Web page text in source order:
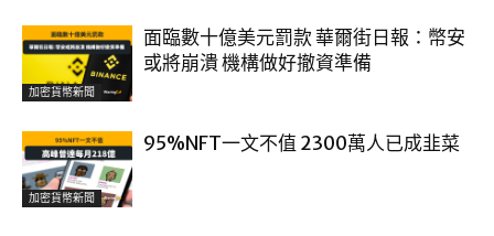
加密貨幣新聞
面臨數十億美元罰款 華爾街日報：幣安
或將崩潰 機構做好撤資準備
加密貨幣新聞
95%NFT一文不值 2300萬人已成韭菜